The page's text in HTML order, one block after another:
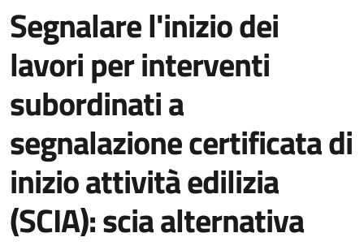
Segnalare l'inizio dei
lavori per interventi
subordinati a
segnalazione certificata di
inizio attività edilizia
(SCIA): scia alternativa